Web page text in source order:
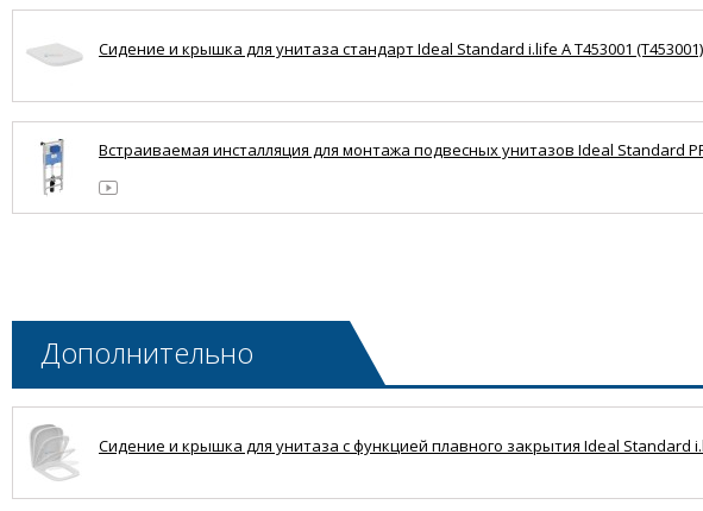
Сидение и крышка для унитаза стандарт Ideal Standard i.life A T453001 (T453001)
Встраиваемая инсталляция для монтажа подвесных унитазов Ideal Standard
Дополнительно
Сидение и крышка для унитаза с функцией плавного закрытия Ideal Standard